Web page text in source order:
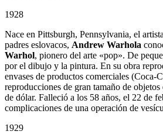
1928
Nace en Pittsburgh, Pennsylvania, el
padres eslovacos, Andrew Warhola
Warhol, pionero del arte «pop». De
por el dibujo y la pintura. En su obra
envases de productos comerciales (Coca-
reproducciones de gran tamaño de
de dólar. Falleció a los 58 años, el 22 de
complicaciones de una operación de
1929